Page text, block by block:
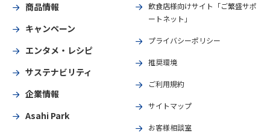
商品情報
キャンペーン
エンタメ・レシピ
サステナビリティ
企業情報
Asahi Park
飲食店様向けサイト「ご繁盛サポ
ートネット」
プライバシーポリシー
推奨環境
ご利用規約
サイトマップ
お客様相談室